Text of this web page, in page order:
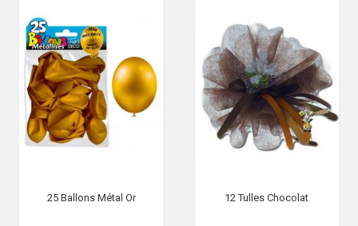
25 Ballons Métal Or 12 Tulles Chocolat